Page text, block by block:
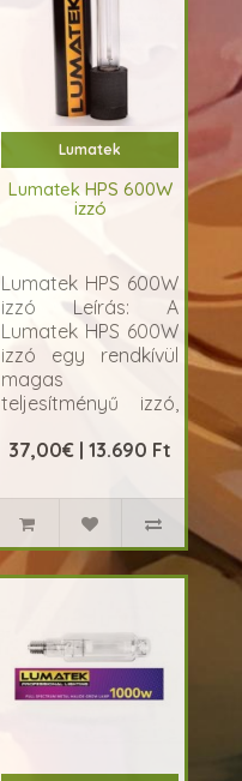
Lumatek
Lumatek HPS 600W
izzó
Lumatek HPS 600W
izzó Leírás: A
Lumatek HPS 600W
izzó egy rendkívül
magas
teljesítményű izzó,
37,00€ | 13.690 Ft